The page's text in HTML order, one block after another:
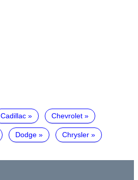
Cadillac Chevrolet
Dodge Chrysler